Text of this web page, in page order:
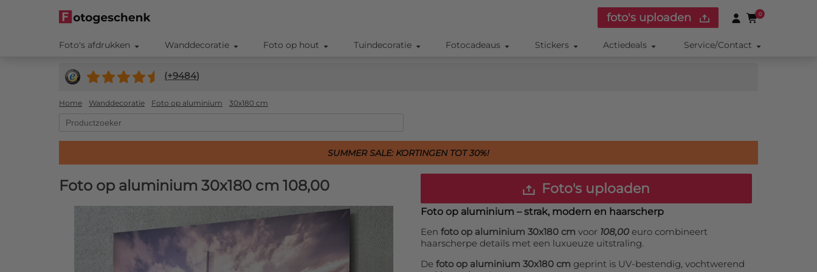
foto's uploaden 0
Foto's afdrukken Wanddecoratie Foto op hout Tuindecoratie Fotocadeaus Stickers Actiedeals Service/Contact
(+9484)
Home Wanddecoratie Foto op aluminium 30x180 cm
SUMMER SALE: KORTINGEN TOT 30%!
Foto op aluminium 30x180 cm 108,00 Foto's uploaden
Foto op aluminium – strak, modern en haarscherp
Een foto op aluminium 30x180 cm voor 108,00 euro combineert
haarscherpe details met een luxueuze uitstraling.
De foto op aluminium 30x180 cm geprint is UV-bestendig, vochtwerend